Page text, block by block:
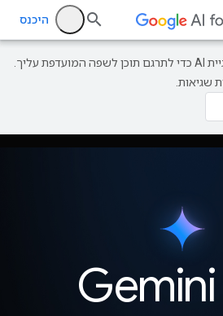
היכנס
‫Google משתמשת בטכנולוגיית AI כדי לתרגם תוכן לשפה המועדפת עליך.
שגיאות.